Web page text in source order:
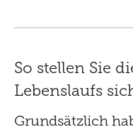
So stellen Sie
Lebenslaufs
Grundsätzlich